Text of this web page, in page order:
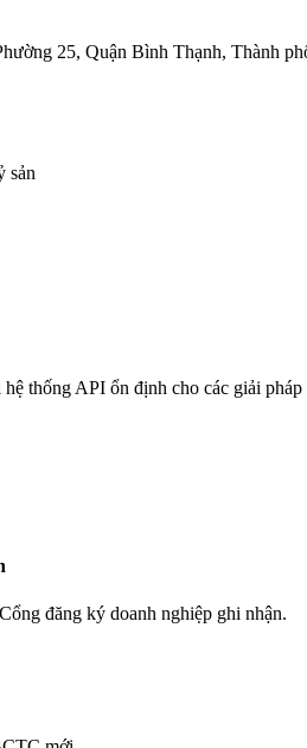
25, Quận Bình Thạnh, Thành
sản
thống API ổn định cho các giải
đăng ký doanh nghiệp ghi nhận.